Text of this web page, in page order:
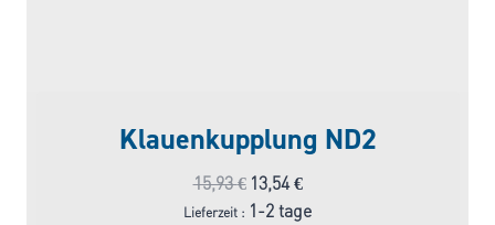
Klauenkupplung ND2
15,93€ Ursprünglicher
Preis
13,54€Aktueller
Preis
Lieferzeit : 1-2 tage